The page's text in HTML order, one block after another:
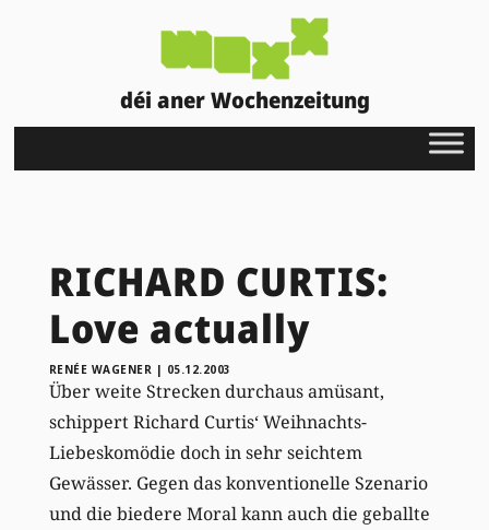
déi aner Wochenzeitung
RICHARD CURTIS:
Love actually
RENÉE WAGENER | 05.12.2003
Über weite Strecken durchaus amüsant,
schippert Richard Curtis‘ Weihnachts-
Liebeskomödie doch in sehr seichtem
Gewässer. Gegen das konventionelle Szenario
und die biedere Moral kann auch die geballte